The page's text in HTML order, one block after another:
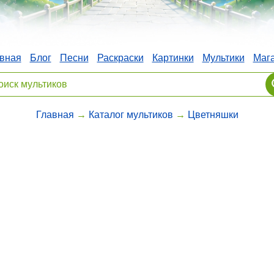
Блог Песни Раскраски Картинки Мультики
Главная → Каталог мультиков → Цветняшки